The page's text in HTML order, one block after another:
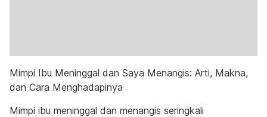
Mimpi Ibu Meninggal dan Saya Menangis: Arti, Makna,
dan Cara Menghadapinya
Mimpi ibu meninggal dan menangis seringkali